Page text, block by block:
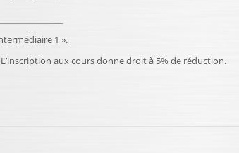
1 ».
aux cours donne droit à 5% de réduction.